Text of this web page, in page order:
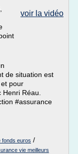
voir la vidéo
de situation est
pour
Réau.
#assurance
fonds euros /
vie meilleurs